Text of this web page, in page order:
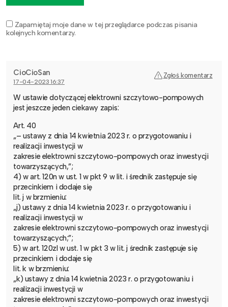
Zapamiętaj moje dane w tej przeglądarce podczas pisania
kolejnych komentarzy.
CioCioSan
17-04-2023 16:37
Zgłoś komentarz
W ustawie dotyczącej elektrowni szczytowo-pompowych
jest jeszcze jeden ciekawy zapis:
Art. 40
„– ustawy z dnia 14 kwietnia 2023 r. o przygotowaniu i
realizacji inwestycji w
zakresie elektrowni szczytowo-pompowych oraz inwestycji
towarzyszących,”;
4) w art. 120n w ust. 1 w pkt 9 w lit. i średnik zastępuje się
przecinkiem i dodaje się
lit. j w brzmieniu:
„j) ustawy z dnia 14 kwietnia 2023 r. o przygotowaniu i
realizacji inwestycji w
zakresie elektrowni szczytowo-pompowych oraz inwestycji
towarzyszących;”;
5) w art. 120zl w ust. 1 w pkt 3 w lit. j średnik zastępuje się
przecinkiem i dodaje się
lit. k w brzmieniu:
„k) ustawy z dnia 14 kwietnia 2023 r. o przygotowaniu i
realizacji inwestycji w
zakresie elektrowni szczytowo-pompowych oraz inwestycji